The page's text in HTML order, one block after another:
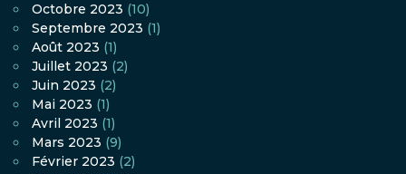
Octobre 2023 (10)
Septembre 2023 (1)
Août 2023 (1)
Juillet 2023 (2)
Juin 2023 (2)
Mai 2023 (1)
Avril 2023 (1)
Mars 2023 (9)
Février 2023 (2)